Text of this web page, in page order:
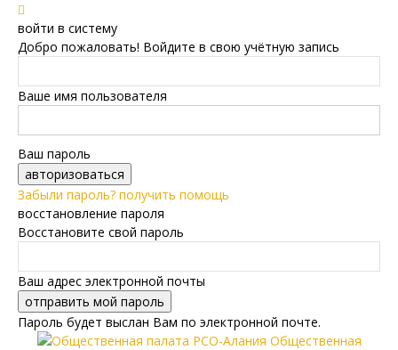
войти в систему
Добро пожаловать! Войдите в свою учётную запись
Ваше имя пользователя
Ваш пароль
Забыли пароль? получить помощь
восстановление пароля
Восстановите свой пароль
Ваш адрес электронной почты
Пароль будет выслан Вам по электронной почте.
Общественная